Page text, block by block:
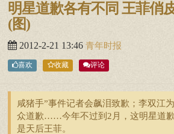
明星道歉各有不同 王菲俏
(图)
2012-2-21 13:46 青年时报
喜欢 收藏 评论
咸猪手”事件记者会飙泪致歉；李双江
众道歉……今年不过到2月，这明星道
是天后王菲。